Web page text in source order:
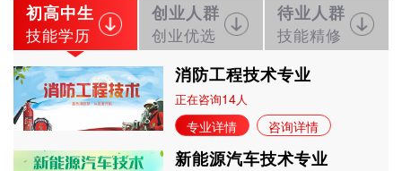
初高中生
技能学历
创业人群
创业优选
待业人群
技能精修
消防工程技术专业
正在咨询14人
专业详情 咨询详情
新能源汽车技术专业